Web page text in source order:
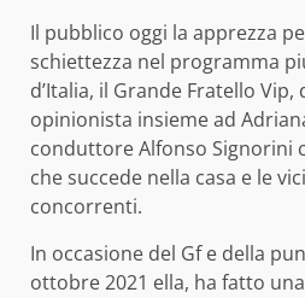
Il pubblico oggi la apprezza
schiettezza nel programma
d’Italia, il Grande Fratello Vip,
opinionista insieme ad
conduttore Alfonso Signorini
che succede nella casa e le
concorrenti.
In occasione del Gf e della
ottobre 2021 ella, ha fatto